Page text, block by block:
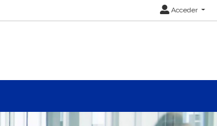
Acceder